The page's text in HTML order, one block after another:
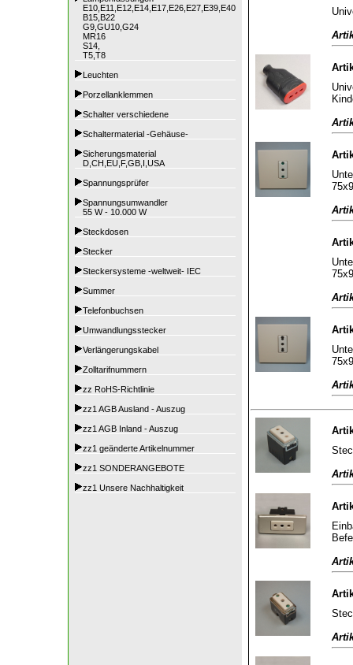
E10,E11,E12,E14,E17,E26,E27,E39,E40
B15,B22
G9,GU10,G24
MR16
S14,
T5,T8
Leuchten
Porzellanklemmen
Schalter verschiedene
Schaltermaterial -Gehäuse-
Sicherungsmaterial
D,CH,EU,F,GB,I,USA
Spannungsprüfer
Spannungsumwandler
55 W - 10.000 W
Steckdosen
Stecker
Steckersysteme -weltweit- IEC
Summer
Telefonbuchsen
Umwandlungsstecker
Verlängerungskabel
Zolltarifnummern
zz RoHS-Richtlinie
zz1 AGB Ausland - Auszug
zz1 AGB Inland - Auszug
zz1 geänderte Artikelnummer
zz1 SONDERANGEBOTE
zz1 Unsere Nachhaltigkeit